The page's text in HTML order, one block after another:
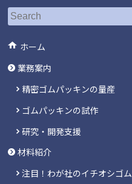
ホーム
業務案内
精密ゴムパッキンの量産
ゴムパッキンの試作
研究・開発支援
材料紹介
注目！わが社のイチオシゴム